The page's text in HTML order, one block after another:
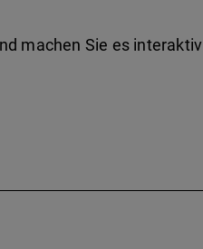
machen Sie es interaktiv